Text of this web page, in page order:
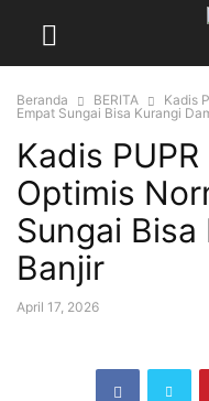
Beranda BERITA
‎Kadis
Empat Sungai Bisa Kurangi
‎Kadis
Optimis
Sungai
Banjir
April 17, 2026